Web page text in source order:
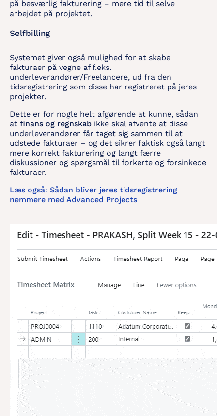
på besværlig fakturering – mere tid til selve
arbejdet på projektet.
Selfbilling
Systemet giver også mulighed for at skabe
fakturaer på vegne af f.eks.
underleverandører/Freelancere, ud fra den
tidsregistrering som disse har registreret på jeres
projekter.
Dette er for nogle helt afgørende at kunne, sådan
at finans og regnskab ikke skal afvente at disse
underleverandører får taget sig sammen til at
udstede fakturaer – og det sikrer faktisk også langt
mere korrekt fakturering og langt færre
diskussioner og spørgsmål til forkerte og forsinkede
fakturaer.
Læs også: Sådan bliver jeres tidsregistrering
nemmere med Advanced Projects